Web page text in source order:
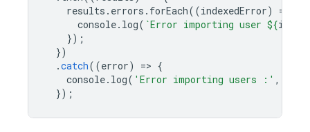
results . errors . forEach((indexedError) =
console. log( `Error importing user ${
});
})
.catch((error) => {
console. log( 'Error importing users :' ,
});